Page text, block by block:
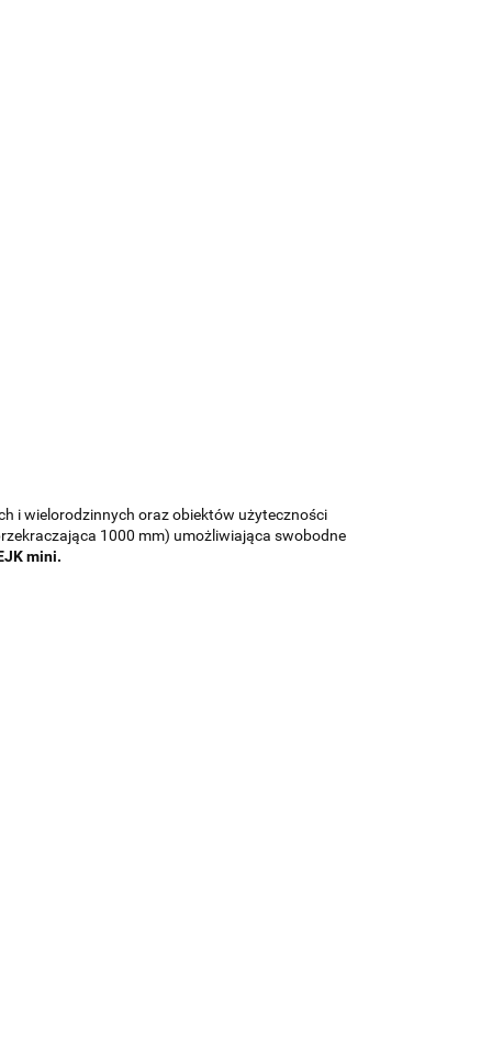
i wielorodzinnych oraz obiektów użyteczności
1000 mm) umożliwiająca swobodne
mini.